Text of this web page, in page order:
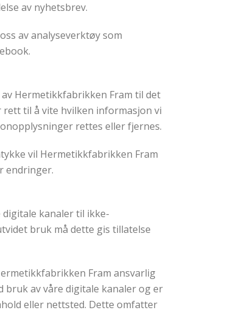
av nyhetsbrev.
av analyseverktøy som
Hermetikkfabrikken Fram til det
til å vite hvilken informasjon vi
rettes eller fjernes.
vil Hermetikkfabrikken Fram
endringer.
kanaler til ikke-
bruk må dette gis tillatelse
Fram ansvarlig
bruk av våre digitale kanaler og er
eller nettsted. Dette omfatter